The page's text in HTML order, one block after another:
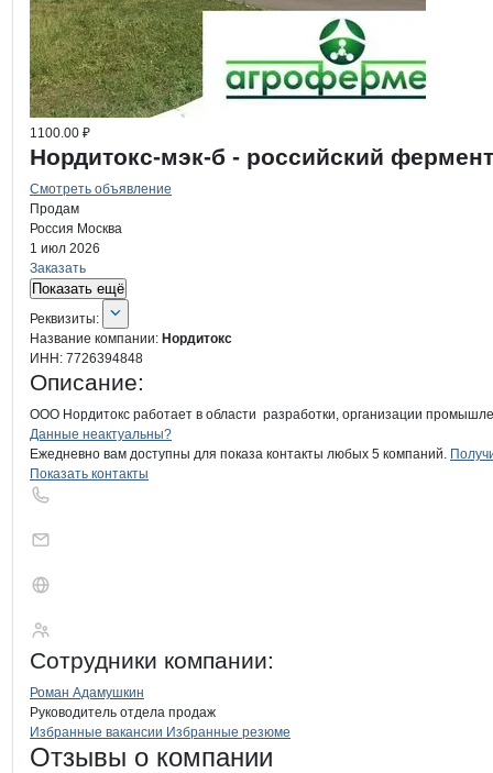
1100.00 ₽
Нордитокс-мэк-б - российский фермент
Смотреть объявление
Продам
Россия Москва
1 июл 2026
Заказать
Показать ещё
О компании
Реквизиты
Реквизиты:
Название компании: Нордитокс
ИНН: 7726394848
Описание:
ООО Нордитокс работает в области  разработки, организации
Контактыкомпании
+7(800)000-00-..
Данные неактуальны?
Ежедневно вам доступны для показа контакты любых 5 компаний.
Показать контакты
Сотрудники компании:
Роман Адамушкин
Руководитель отдела продаж
Брендыкомпани Нордитокс
Вакансии вНордитокс
Избранные вакансии Избранные резюме
Новости oНордитокс, ООО
Отзывы о компании